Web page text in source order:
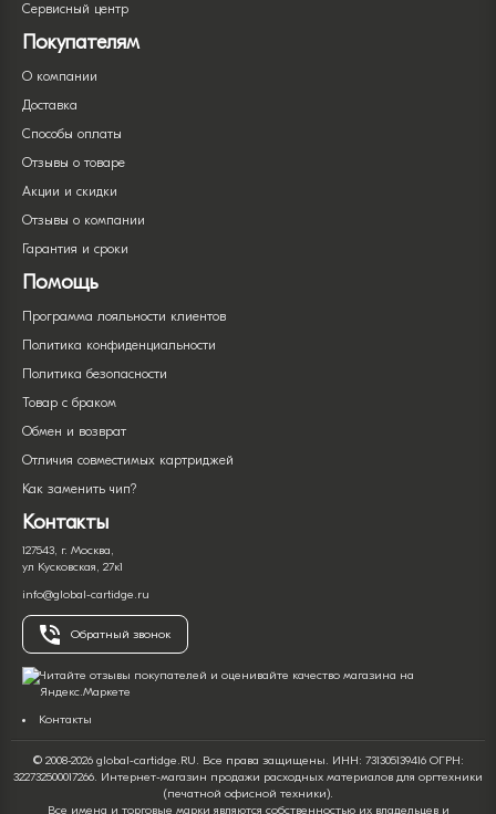
Сервисный центр
Покупателям
О компании
Доставка
Способы оплаты
Отзывы о товаре
Акции и скидки
Отзывы о компании
Гарантия и сроки
Помощь
Программа лояльности клиентов
Политика конфиденциальности
Политика безопасности
Товар с браком
Обмен и возврат
Отличия совместимых картриджей
Как заменить чип?
Контакты
127543, г. Москва,
ул Кусковская, 27к1
info@global-cartidge.ru
Обратный звонок
Контакты
© 2008-2026 global-cartidge.RU. Все права защищены. ИНН: 731305139416 ОГРН:
322732500017266. Интернет-магазин продажи расходных материалов для оргтехники
(печатной офисной техники).
Все имена и торговые марки являются собственностью их владельцев и